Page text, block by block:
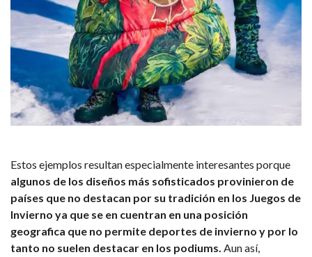
Estos ejemplos resultan especialmente interesantes porque
algunos de los diseños más sofisticados provinieron de
países que no destacan por su tradición en los Juegos de
Invierno ya que se en cuentran en una posición
geografica que no permite deportes de invierno y por lo
tanto no suelen destacar en los podiums. Aun así,